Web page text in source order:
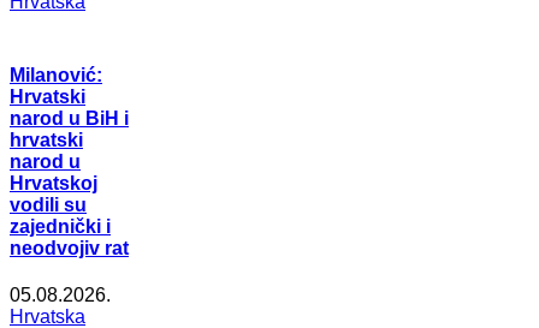
Milanović:
Hrvatski
narod u BiH i
hrvatski
narod u
Hrvatskoj
vodili su
zajednički i
neodvojiv rat
05.08.2026.
Hrvatska